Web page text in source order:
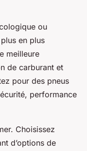
ou
en plus
meilleure
de carburant et
pour des pneus
performance
Choisissez
d’options de